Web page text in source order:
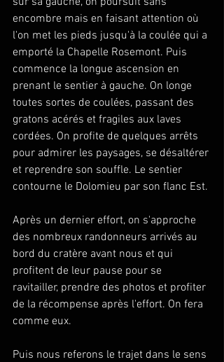
encombre mais en faisant attention où
l'on met les pieds jusqu'à la coulée qui a
emporté la Chapelle Rosemont. Puis
commence la longue ascension en
prenant le sentier à gauche. On longe
toutes sortes de coulées, passant des
gratons acérés et fragiles aux laves
cordées. On profite de quelques arrêts
pour admirer les paysages, se désaltérer
et reprendre son souffle. Le sentier
contourne le Dolomieu par son flanc Est.
Après un dernier effort, on s'approche
des nombreux randonneurs arrivés au
bord du cratère avant nous et qui
profitent de leur pause pour se
ravitailler, prendre des photos et profiter
de la récompense après l'effort. On fera
comme eux.
Puis nous referons le trajet dans le sens